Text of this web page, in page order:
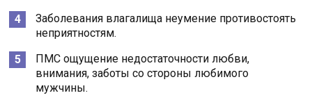
Заболевания влагалища неумение противостоять
неприятностям.
ПМС ощущение недостаточности любви,
внимания, заботы со стороны любимого
мужчины.